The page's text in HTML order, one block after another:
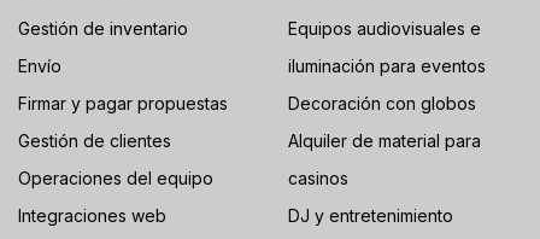
Gestión de inventario
Envío
Firmar y pagar propuestas
Gestión de clientes
Operaciones del equipo
Integraciones web
Equipos audiovisuales e
iluminación para eventos
Decoración con globos
Alquiler de material para
casinos
DJ y entretenimiento